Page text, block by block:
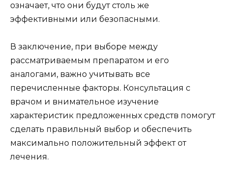
означает, что они будут столь же
эффективными или безопасными.
В заключение, при выборе между
рассматриваемым препаратом и его
аналогами, важно учитывать все
перечисленные факторы. Консультация с
врачом и внимательное изучение
характеристик предложенных средств помогут
сделать правильный выбор и обеспечить
максимально положительный эффект от
лечения.